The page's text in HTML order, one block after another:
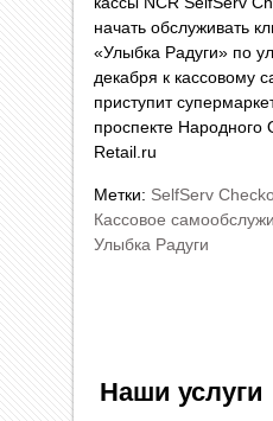
начать обслуживать
«Улыбка Радуги» по
декабря к кассовому
приступит
проспекте Народного
Retail.ru
Метки: SelfServ
Кассовое
Улыбка Радуги
Наши услуги